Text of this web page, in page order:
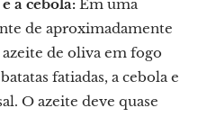
a cebola: Em uma
de aproximadamente
de oliva em fogo
fatiadas, a cebola e
O azeite deve quase